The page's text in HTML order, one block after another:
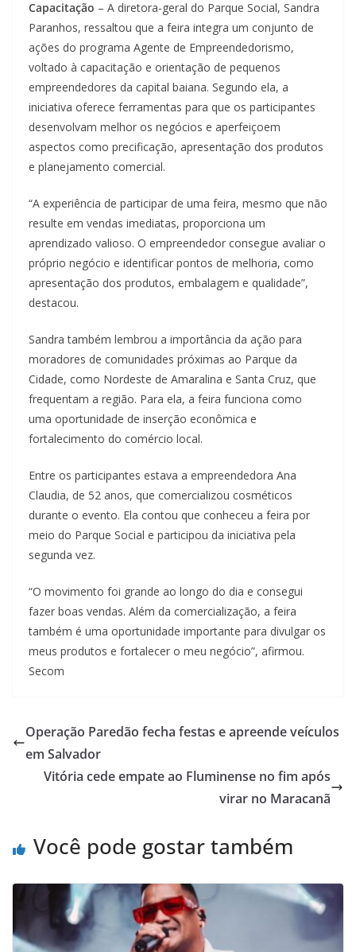
Capacitação – A diretora-geral do Parque Social, Sandra
Paranhos, ressaltou que a feira integra um conjunto de
ações do programa Agente de Empreendedorismo,
voltado à capacitação e orientação de pequenos
empreendedores da capital baiana. Segundo ela, a
iniciativa oferece ferramentas para que os participantes
desenvolvam melhor os negócios e aperfeiçoem
aspectos como precificação, apresentação dos produtos
e planejamento comercial.
“A experiência de participar de uma feira, mesmo que não
resulte em vendas imediatas, proporciona um
aprendizado valioso. O empreendedor consegue avaliar o
próprio negócio e identificar pontos de melhoria, como
apresentação dos produtos, embalagem e qualidade”,
destacou.
Sandra também lembrou a importância da ação para
moradores de comunidades próximas ao Parque da
Cidade, como Nordeste de Amaralina e Santa Cruz, que
frequentam a região. Para ela, a feira funciona como
uma oportunidade de inserção econômica e
fortalecimento do comércio local.
Entre os participantes estava a empreendedora Ana
Claudia, de 52 anos, que comercializou cosméticos
durante o evento. Ela contou que conheceu a feira por
meio do Parque Social e participou da iniciativa pela
segunda vez.
“O movimento foi grande ao longo do dia e consegui
fazer boas vendas. Além da comercialização, a feira
também é uma oportunidade importante para divulgar os
meus produtos e fortalecer o meu negócio”, afirmou.
Secom
Operação Paredão fecha festas e apreende veículos
em Salvador
Vitória cede empate ao Fluminense no fim após
virar no Maracanã
Você pode gostar também